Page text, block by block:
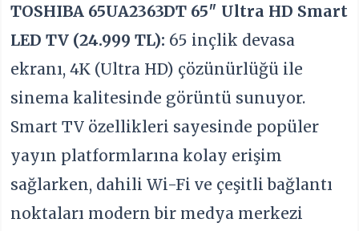
TOSHIBA 65UA2363DT 65″ Ultra HD Smart
LED TV (24.999 TL): 65 inçlik devasa
ekranı, 4K (Ultra HD) çözünürlüğü ile
sinema kalitesinde görüntü sunuyor.
Smart TV özellikleri sayesinde popüler
yayın platformlarına kolay erişim
sağlarken, dahili Wi-Fi ve çeşitli bağlantı
noktaları modern bir medya merkezi